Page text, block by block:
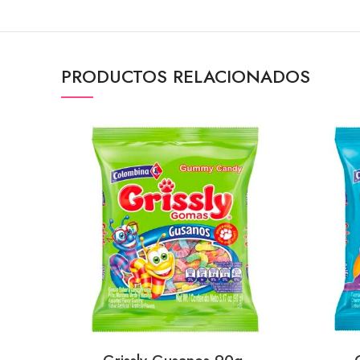
PRODUCTOS RELACIONADOS